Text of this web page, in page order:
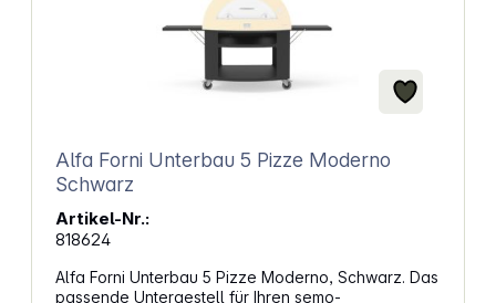
Alfa Forni Unterbau 5 Pizze Moderno
Schwarz
Artikel-Nr.:
818624
Alfa Forni Unterbau 5 Pizze Moderno, Schwarz. Das
passende Untergestell für Ihren semo-